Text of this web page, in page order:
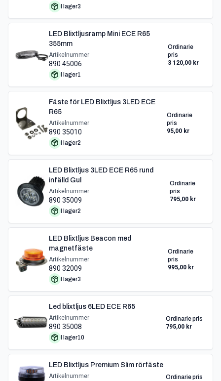
I lager3
LED Blixtljusramp Mini ECE R65
355mm
Artikelnummer
890 45006
I lager1
Ordinarie
pris
3 120,00 kr
Fäste för LED Blixtljus 3LED ECE
R65
Artikelnummer
890 35010
I lager2
Ordinarie
pris
95,00 kr
LED Blixtljus 3LED ECE R65 rund
infälld Gul
Artikelnummer
890 35009
I lager2
Ordinarie
pris
795,00 kr
LED Blixtljus Beacon med
magnetfäste
Artikelnummer
890 32009
I lager3
Ordinarie
pris
995,00 kr
Led blixtljus 6LED ECE R65
Artikelnummer
890 35008
I lager10
Ordinarie pris
795,00 kr
LED Blixtljus Premium Slim rörfäste
Artikelnummer Ordinarie pris